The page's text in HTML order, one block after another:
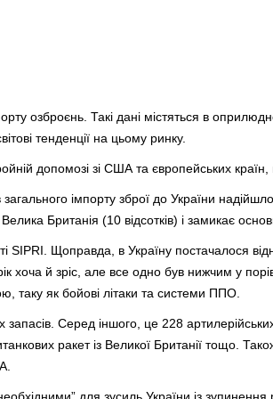
озброєнь. Такі дані містяться в
тенденції на цьому ринку.
допомозі зі США та європейських країн,
імпорту зброї до України
Британія (10 відсотків) і замикає
SIPRI. Щоправда, в Україну постачалося
хоча й зріс, але все одно був нижчим у
таку як бойові літаки та системи ППО.
Серед іншого, це 228
ракет із Великої Британії тощо.
для зусиль України із зупинення